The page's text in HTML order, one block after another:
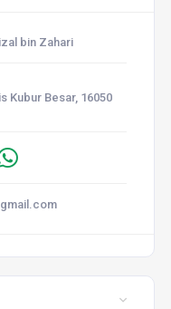
bin Zahari
Kubur Besar, 16050